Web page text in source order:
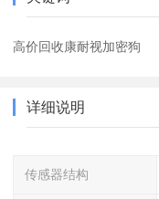
高价回收康耐视加密狗
详细说明
传感器结构